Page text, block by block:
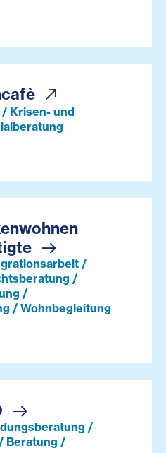
Krisen- und
/
/
/
/ Wohnbegleitung
/
Beratung /